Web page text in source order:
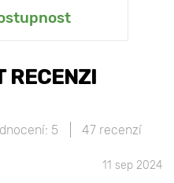
RECENZI
5 47 recenzí
11 sep 2024